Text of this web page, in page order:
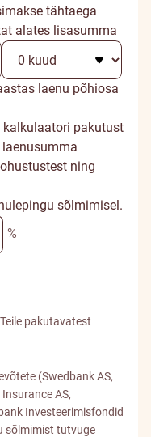
tähtaega
alates lisasumma
laenu põhiosa
kalkulaatori pakutust
ning
sõlmimisel.
%
pakutavatest
(Swedbank AS,
AS,
Investeerimisfondid
sõlmimist tutvuge